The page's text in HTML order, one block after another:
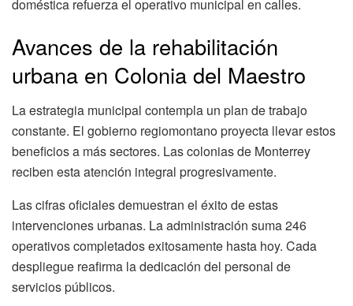
doméstica refuerza el operativo municipal en calles.
Avances de la rehabilitación
urbana en Colonia del Maestro
La estrategia municipal contempla un plan de trabajo
constante. El gobierno regiomontano proyecta llevar estos
beneficios a más sectores. Las colonias de Monterrey
reciben esta atención integral progresivamente.
Las cifras oficiales demuestran el éxito de estas
intervenciones urbanas. La administración suma 246
operativos completados exitosamente hasta hoy. Cada
despliegue reafirma la dedicación del personal de
servicios públicos.